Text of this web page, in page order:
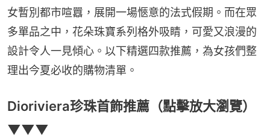
女暫別都市喧囂，展開一場愜意的法式假期。而在眾
多單品之中，花朵珠寶系列格外吸睛，可愛又浪漫的
設計令人一見傾心。以下精選四款推薦，為女孩們整
理出今夏必收的購物清單。
Dioriviera珍珠首飾推薦（點擊放大瀏覽）
▼▼▼